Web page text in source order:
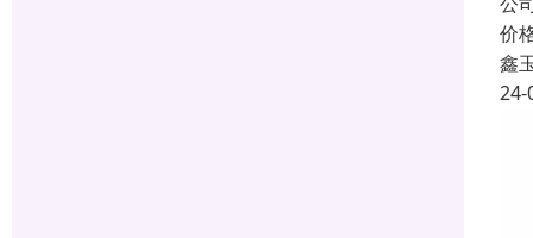
价
鑫
24-